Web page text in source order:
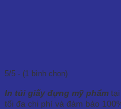
5/5 - (1 bình chọn)
In túi giấy đựng mỹ phẩm
tối đa chi phí và đảm bảo